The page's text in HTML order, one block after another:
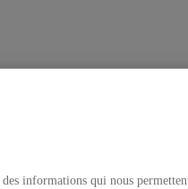
informations qui nous